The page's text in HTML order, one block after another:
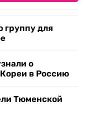
группу для
о
в Россию
Тюменской